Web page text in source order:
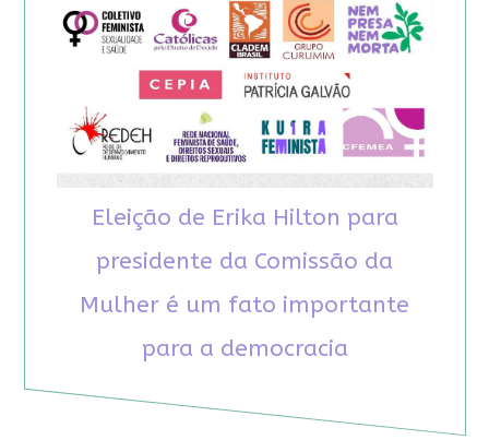
Eleição de Erika Hilton para
presidente da Comissão da
Mulher é um fato importante
para a democracia